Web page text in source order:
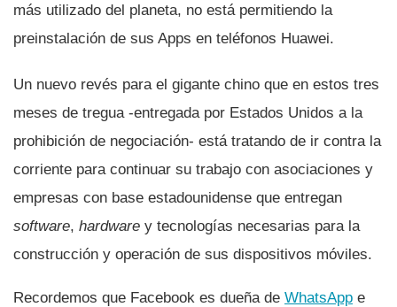
más utilizado del planeta, no está permitiendo la
preinstalación de sus Apps en teléfonos Huawei.
Un nuevo revés para el gigante chino que en estos tres
meses de tregua -entregada por Estados Unidos a la
prohibición de negociación- está tratando de ir contra la
corriente para continuar su trabajo con asociaciones y
empresas con base estadounidense que entregan
software, hardware y tecnologí­as necesarias para la
construcción y operación de sus dispositivos móviles.
Recordemos que Facebook es dueña de WhatsApp e